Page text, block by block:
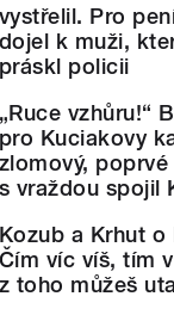
vystřelil. Pro
dojel k muži,
práskl policii
„Ruce vzhůru!“
pro Kuciakovy
zlomový, poprvé
s vraždou spojil
Kozub a Krhut o
Čím víc víš, tím
z toho můžeš